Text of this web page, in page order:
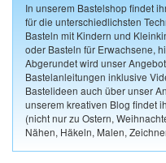
In unserem Bastelshop findet
für die unterschiedlichsten
Basteln mit Kindern und
oder Basteln für Erwachsene,
Abgerundet wird unser
Bastelanleitungen inklusive
Bastelideen auch über unser
unserem kreativen Blog findet
(nicht nur zu Ostern,
Nähen, Häkeln, Malen,